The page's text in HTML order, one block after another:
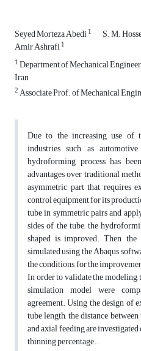
Seyed Morteza Abedi1 S. M.
Amir Ashrafi1
1Department of Mechanical
Iran
2Associate Prof. of Mechanical
Due to the increasing use of
industries such as
hydroforming process has
advantages over traditional
asymmetric part that requires
control equipment for its
tube in symmetric pairs and
sides of the tube, the
shaped is improved. Then,
simulated using the Abaqus
the conditions for the
In order to validate the
simulation model were
agreement. Using the design of
tube length, the distance
and axial feeding are
thinning percentage..